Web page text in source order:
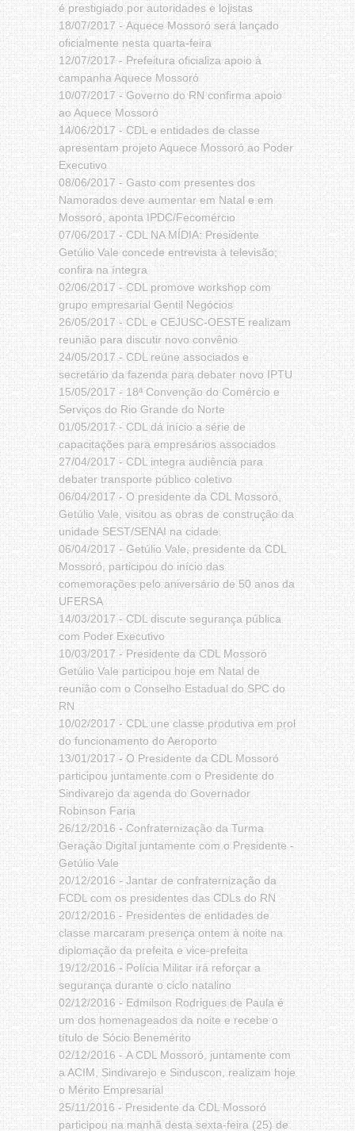
é prestigiado por autoridades e lojistas
18/07/2017 -Aquece Mossoró será lançado
oficialmente nesta quarta-feira
12/07/2017 -Prefeitura oficializa apoio à
campanha Aquece Mossoró
10/07/2017 -Governo do RN confirma apoio
ao Aquece Mossoró
14/06/2017 -CDL e entidades de classe
apresentam projeto Aquece Mossoró ao Poder
Executivo
08/06/2017 -Gasto com presentes dos
Namorados deve aumentar em Natal e em
Mossoró, aponta IPDC/Fecomércio
07/06/2017 -CDL NA MÍDIA: Presidente
Getúlio Vale concede entrevista à televisão;
confira na íntegra
02/06/2017 -CDL promove workshop com
grupo empresarial Gentil Negócios
26/05/2017 -CDL e CEJUSC-OESTE realizam
reunião para discutir novo convênio
24/05/2017 -CDL reúne associados e
secretário da fazenda para debater novo IPTU
15/05/2017 -18ª Convenção do Comércio e
Serviços do Rio Grande do Norte
01/05/2017 -CDL dá início a série de
capacitações para empresários associados
27/04/2017 -CDL integra audiência para
debater transporte público coletivo
06/04/2017 -O presidente da CDL Mossoró,
Getúlio Vale, visitou as obras de construção da
unidade SEST/SENAI na cidade.
06/04/2017 -Getúlio Vale, presidente da CDL
Mossoró, participou do início das
comemorações pelo aniversário de 50 anos da
UFERSA
14/03/2017 -CDL discute segurança pública
com Poder Executivo
10/03/2017 -Presidente da CDL Mossoró
Getúlio Vale participou hoje em Natal de
reunião com o Conselho Estadual do SPC do
RN
10/02/2017 -CDL une classe produtiva em prol
do funcionamento do Aeroporto
13/01/2017 -O Presidente da CDL Mossoró
participou juntamente com o Presidente do
Sindivarejo da agenda do Governador
Robinson Faria
26/12/2016 -Confraternização da Turma
Geração Digital juntamente com o Presidente -
Getúlio Vale
20/12/2016 -Jantar de confraternização da
FCDL com os presidentes das CDLs do RN
20/12/2016 -Presidentes de entidades de
classe marcaram presença ontem à noite na
diplomação da prefeita e vice-prefeita
19/12/2016 -Polícia Militar irá reforçar a
segurança durante o ciclo natalino
02/12/2016 -Edmilson Rodrigues de Paula é
um dos homenageados da noite e recebe o
título de Sócio Benemérito
02/12/2016 -A CDL Mossoró, juntamente com
a ACIM, Sindivarejo e Sinduscon, realizam hoje
o Mérito Empresarial
25/11/2016 -Presidente da CDL Mossoró
participou na manhã desta sexta-feira (25) de